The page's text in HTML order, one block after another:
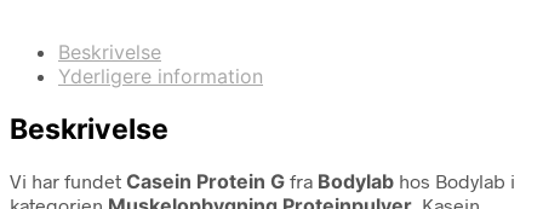
Beskrivelse
Yderligere information
Beskrivelse
Vi har fundet Casein Protein G fra Bodylab hos Bodylab i